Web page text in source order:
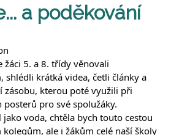
a poděkování
žáci 5. a 8. třídy věnovali
shlédli krátká videa, četli články a
zásobu, kterou poté využili při
pro své spolužáky.
voda, chtěla bych touto cestou
ale i žákům celé naší školy